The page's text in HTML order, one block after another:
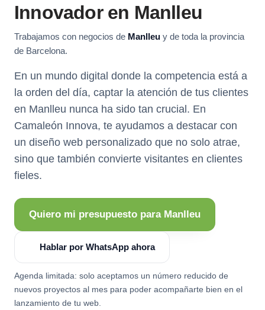
Innovador en Manlleu
Trabajamos con negocios de Manlleu y de toda la provincia
de Barcelona.
En un mundo digital donde la competencia está a
la orden del día, captar la atención de tus clientes
en Manlleu nunca ha sido tan crucial. En
Camaleón Innova, te ayudamos a destacar con
un diseño web personalizado que no solo atrae,
sino que también convierte visitantes en clientes
fieles.
Quiero mi presupuesto para Manlleu
Hablar por WhatsApp ahora
Agenda limitada: solo aceptamos un número reducido de
nuevos proyectos al mes para poder acompañarte bien en el
lanzamiento de tu web.